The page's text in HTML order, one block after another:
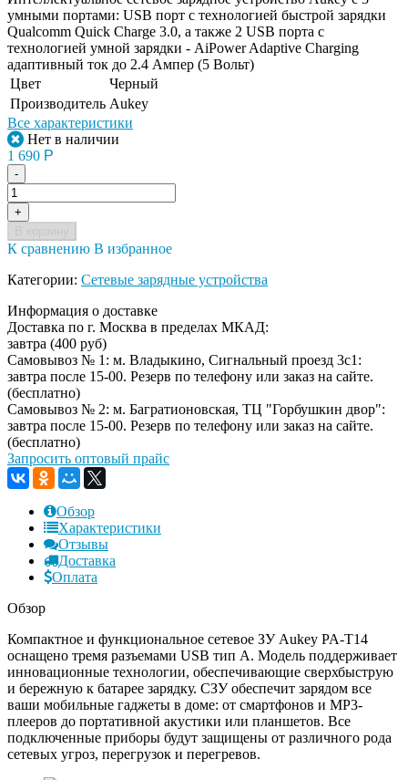
умными портами: USB порт с технологией быстрой зарядки
Qualcomm Quick Charge 3.0, а также 2 USB порта с
технологией умной зарядки - AiPower Adaptive Charging
адаптивный ток до 2.4 Ампер (5 Вольт)
Цвет
Черный
Производитель Aukey
Все характеристики
Нет в наличии
1 690 Р
-
+
К сравнению В избранное
Категории: Сетевые зарядные устройства
Информация о доставке
Доставка по г. Москва в пределах МКАД:
завтра (400 руб)
Самовывоз № 1: м. Владыкино, Сигнальный проезд 3с1:
завтра после 15-00. Резерв по телефону или заказ на сайте.
(бесплатно)
Самовывоз № 2: м. Багратионовская, ТЦ "Горбушкин двор":
завтра после 15-00. Резерв по телефону или заказ на сайте.
(бесплатно)
Запросить оптовый прайс
Обзор
Характеристики
Отзывы
Доставка
Оплата
Обзор
Компактное и функциональное сетевое ЗУ Aukey PA-T14
оснащено тремя разъемами USB тип A. Модель поддерживает
инновационные технологии, обеспечивающие сверхбыструю
и бережную к батарее зарядку. СЗУ обеспечит зарядом все
ваши мобильные гаджеты в доме: от смартфонов и MP3-
плееров до портативной акустики или планшетов. Все
подключенные приборы будут защищены от различного рода
сетевых угроз, перегрузок и перегревов.